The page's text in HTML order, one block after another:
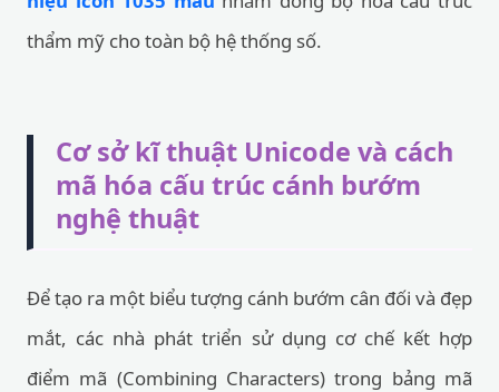
thẩm mỹ cho toàn bộ hệ thống số.
Cơ sở kĩ thuật Unicode và cách
mã hóa cấu trúc cánh bướm
nghệ thuật
Để tạo ra một biểu tượng cánh bướm cân đối và đẹp
mắt, các nhà phát triển sử dụng cơ chế kết hợp
điểm mã (Combining Characters) trong bảng mã